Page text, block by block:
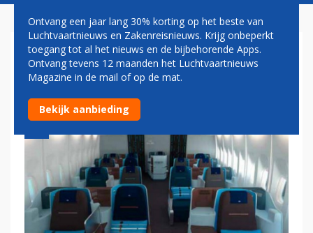
KLM BLIJFT INVESTEREN IN
AIRBUS-VLOOT
Ontvang een jaar lang 30% korting op het beste van
Luchtvaartnieuws en Zakenreisnieuws. Krijg onbeperkt
toegang tot al het nieuws en de bijbehorende Apps.
Ontvang tevens 12 maanden het Luchtvaartnieuws
Magazine in de mail of op de mat.
Bekijk aanbieding